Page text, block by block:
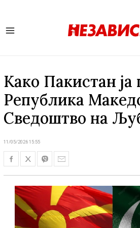
Како Пакистан ја
Република
Сведоштво на
11/05/2026 15:55